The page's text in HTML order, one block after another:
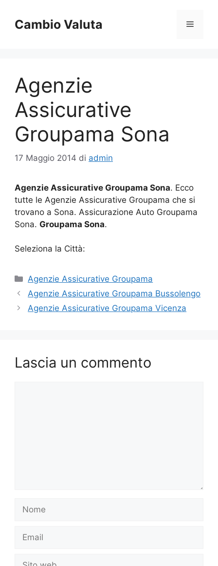
contenuto
Cambio Valuta Menu
Agenzie
Assicurative
Groupama Sona
17 Maggio 2014 di admin
Agenzie Assicurative Groupama Sona. Ecco
tutte le Agenzie Assicurative Groupama che si
trovano a Sona. Assicurazione Auto Groupama
Sona. Groupama Sona.
Seleziona la Città:
Categorie
Agenzie Assicurative Groupama
Agenzie Assicurative Groupama Bussolengo
Agenzie Assicurative Groupama Vicenza
Lascia un commento
Nome
Email
Sito